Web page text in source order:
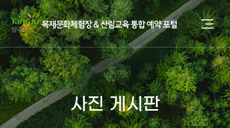
사진 게시판